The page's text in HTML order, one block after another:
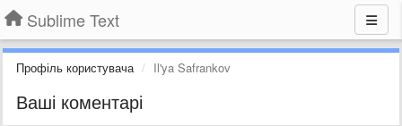
Sublime Text
Профіль користувача Il'ya Safrankov
Ваші коментарі